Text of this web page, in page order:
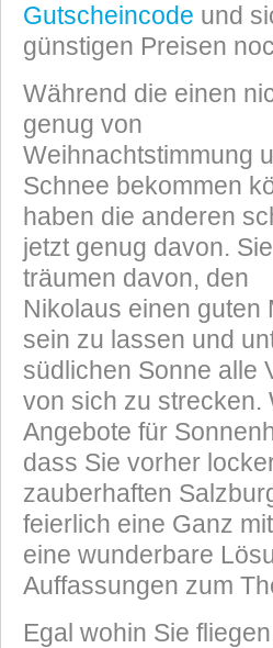
Gutscheincode und
günstigen Preisen
Während die einen
genug von
Weihnachtstimmung
Schnee bekommen
haben die anderen
jetzt genug davon. Sie
träumen davon, den
Nikolaus einen guten
sein zu lassen und
südlichen Sonne alle
von sich zu strecken.
Angebote für
dass Sie vorher
zauberhaften
feierlich eine Ganz
eine wunderbare
Auffassungen zum
Egal wohin Sie